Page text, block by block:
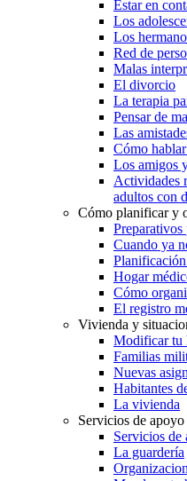
Estar en
Los
Los
Red de
Malas
El divorcio
La terapia
Pensar de
Las
Cómo
Los amigos
Actividades
adultos con
Cómo planificar y
Preparativos
Cuando ya
Planificación
Hogar
Cómo
El registro
Vivienda y
Modificar tu
Familias
Nuevas
Habitantes
La vivienda
Servicios de apoyo
Servicios de
La guardería